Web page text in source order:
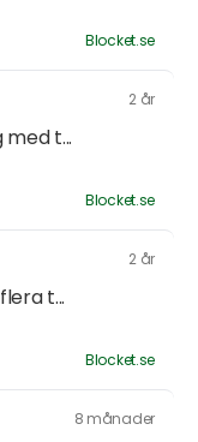
Blocket.se
2 år
med t...
Blocket.se
2 år
t...
Blocket.se
8 månader